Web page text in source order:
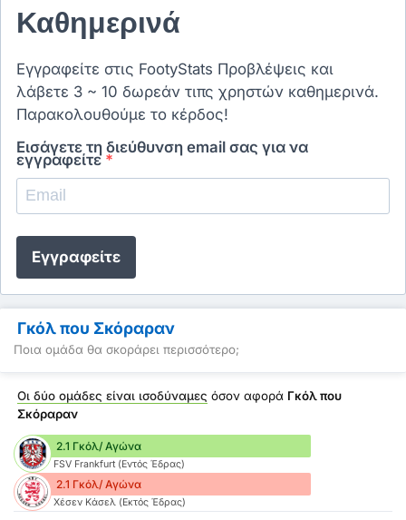
Καθημερινά
Εγγραφείτε στις FootyStats Προβλέψεις και
λάβετε 3 ~ 10 δωρεάν τιπς χρηστών καθημερινά.
Παρακολουθούμε το κέρδος!
Εισάγετε τη διεύθυνση email σας για να
εγγραφείτε *
Εγγραφείτε
Γκόλ που Σκόραραν
Ποια ομάδα θα σκοράρει περισσότερο;
Οι δύο ομάδες είναι ισοδύναμες όσον αφορά Γκόλ που
Σκόραραν
2.1 Γκόλ/ Αγώνα
FSV Frankfurt (Εντός Έδρας)
2.1 Γκόλ/ Αγώνα
Χέσεν Κάσελ (Εκτός Έδρας)